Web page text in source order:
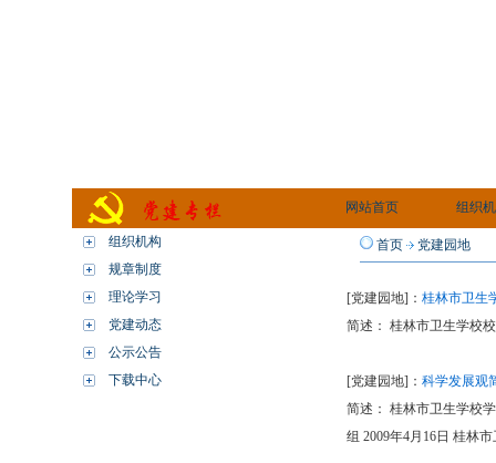
网站首页 组织
组织机构
规章制度
理论学习
党建动态
公示公告
下载中心
首页 党建园地
[党建园地]： 桂林市卫生
简述： 桂林市卫生学校
[党建园地]： 科学发展观
简述： 桂林市卫生学校
组 2009年4月16日 桂林